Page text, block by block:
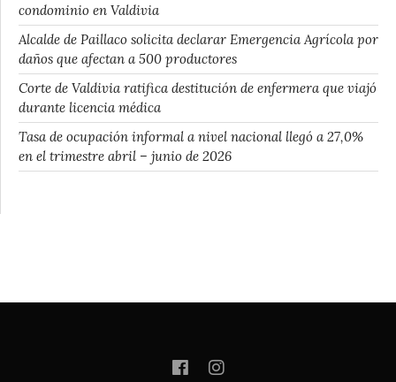
condominio en Valdivia
Alcalde de Paillaco solicita declarar Emergencia Agrícola por
daños que afectan a 500 productores
Corte de Valdivia ratifica destitución de enfermera que viajó
durante licencia médica
Tasa de ocupación informal a nivel nacional llegó a 27,0%
en el trimestre abril – junio de 2026